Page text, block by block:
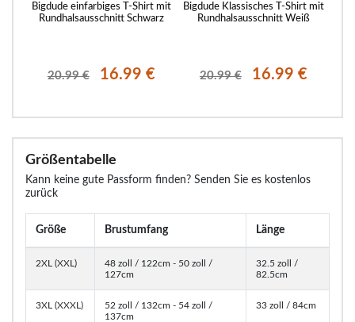
Bigdude einfarbiges T-Shirt mit
Rundhalsausschnitt Schwarz
20.99 € 16.99 €
Bigdude Klassisches T-Shirt mit
Rundhalsausschnitt Weiß
20.99 € 16.99 €
Größentabelle
Kann keine gute Passform finden? Senden Sie es kostenlos
zurück
Größe Brustumfang Länge
2XL (XXL)
48 zoll / 122cm - 50 zoll /
127cm
32.5 zoll /
82.5cm
3XL (XXXL)
52 zoll / 132cm - 54 zoll /
137cm
33 zoll / 84cm